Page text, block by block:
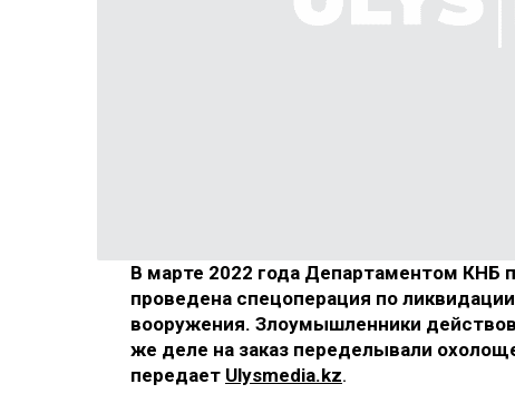
В марте 2022 года Департаментом КНБ
проведена спецоперация по
вооружения. Злоумышленники
же деле на заказ переделывали
передает Ulysmedia.kz.